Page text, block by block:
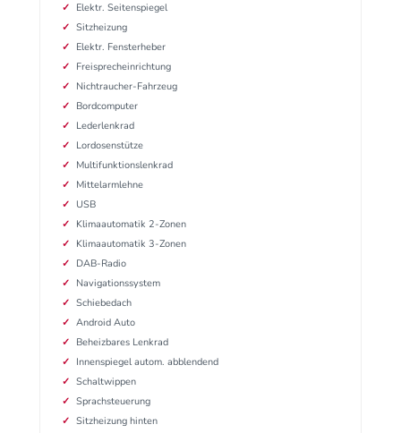
Elektr. Seitenspiegel
Sitzheizung
Elektr. Fensterheber
Freisprecheinrichtung
Nichtraucher-Fahrzeug
Bordcomputer
Lederlenkrad
Lordosenstütze
Multifunktionslenkrad
Mittelarmlehne
USB
Klimaautomatik 2-Zonen
Klimaautomatik 3-Zonen
DAB-Radio
Navigationssystem
Schiebedach
Android Auto
Beheizbares Lenkrad
Innenspiegel autom. abblendend
Schaltwippen
Sprachsteuerung
Sitzheizung hinten